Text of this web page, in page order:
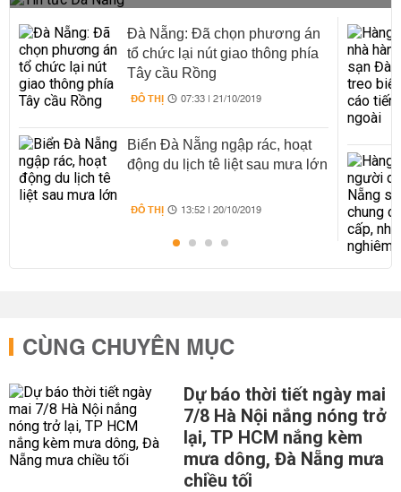
Đà Nẵng: Đã chọn phương án
tổ chức lại nút giao thông phía
Tây cầu Rồng
ĐÔ THỊ 07:33 | 21/10/2019
Biển Đà Nẵng ngập rác, hoạt
động du lịch tê liệt sau mưa lớn
ĐÔ THỊ 13:52 | 20/10/2019
CÙNG CHUYÊN MỤC
Dự báo thời tiết ngày mai
7/8 Hà Nội nắng nóng trở
lại, TP HCM nắng kèm
mưa dông, Đà Nẵng mưa
chiều tối